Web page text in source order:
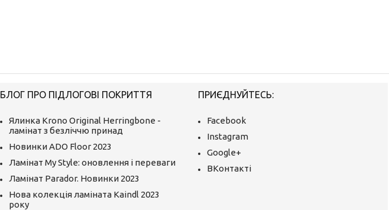
БЛОГ ПРО ПІДЛОГОВІ ПОКРИТТЯ
Ялинка Krono Original Herringbone -
ламінат з безліччю принад
Новинки ADO Floor 2023
Ламінат My Style: оновлення і переваги
Ламінат Parador. Новинки 2023
Нова колекція ламіната Kaindl 2023
року
ПРИЄДНУЙТЕСЬ:
Facebook
Instagram
Google+
ВКонтакті